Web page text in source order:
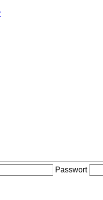
Passwort